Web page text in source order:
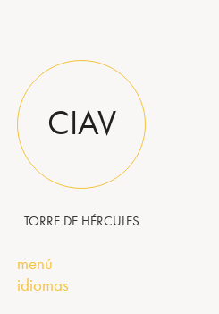
CIAV
TORRE DE HÉRCULES
menú
idiomas